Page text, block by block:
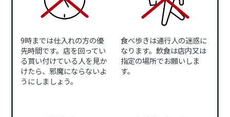
9時までは仕入れの方の優
先時間です。店を回ってい
る買い付けている人を見か
けたら、邪魔にならないよ
うにしましょう。
食べ歩きは通行人の迷惑に
なります。飲食は店内又は
指定の場所でお願いしま
す。